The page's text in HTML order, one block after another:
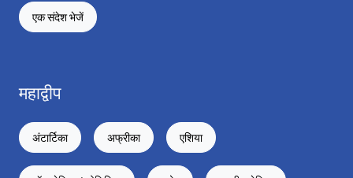
एक संदेश भेजें
महाद्वीप
अंटार्टिका अफ्रीका एशिया